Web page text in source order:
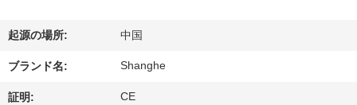
シ
ョ
ー
起源の場所: 中国
ブランド名: Shanghe
証明: CE